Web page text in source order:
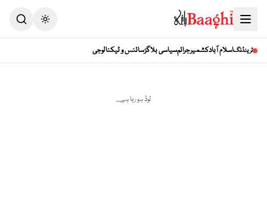
ٹرینڈنگاسلام آبادکشمیرجرائمسیاسی بلاگزسائنس و ٹیکنالوجی
لوڈ ہو رہا ہے...